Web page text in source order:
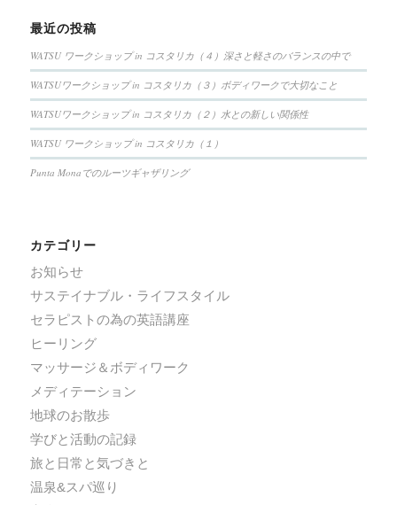
最近の投稿
WATSU ワークショップ in コスタリカ（４）深さと軽さのバランスの中で
WATSUワークショップ in コスタリカ（３）ボディワークで大切なこと
WATSUワークショップ in コスタリカ（２）水との新しい関係性
WATSU ワークショップ in コスタリカ（１）
Punta Monaでのルーツギャザリング
カテゴリー
お知らせ
サステイナブル・ライフスタイル
セラピストの為の英語講座
ヒーリング
マッサージ＆ボディワーク
メディテーション
地球のお散歩
学びと活動の記録
旅と日常と気づきと
温泉&スパ巡り